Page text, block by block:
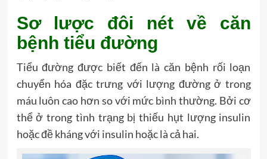
Sơ lược đôi nét về căn
bệnh tiểu đường
Tiểu đường được biết đến là căn bệnh rối loạn
chuyển hóa đặc trưng với lượng đường ở trong
máu luôn cao hơn so với mức bình thường. Bởi cơ
thể ở trong tình trạng bị thiếu hụt lượng insulin
hoặc đề kháng với insulin hoặc là cả hai.